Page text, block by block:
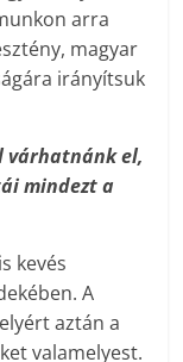
arra
magyar
irányítsuk
várhatnánk el,
mindezt a
kevés
A
aztán a
valamelyest.